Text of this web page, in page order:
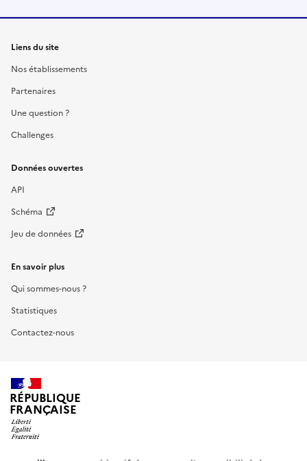
Liens du site
Nos établissements
Partenaires
Une question ?
Challenges
Données ouvertes
API
Schéma
Jeu de données
En savoir plus
Qui sommes-nous ?
Statistiques
Contactez-nous
RÉPUBLIQUE
FRANÇAISE